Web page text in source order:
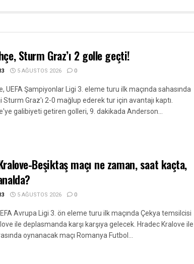
Sturm Graz’ı 2 golle geçti!
5 AĞUSTOS 2026 0
UEFA Şampiyonlar Ligi 3. eleme turu ilk maçında sahasında
Sturm Graz'ı 2-0 mağlup ederek tur için avantajı kaptı.
galibiyeti getiren golleri, 9. dakikada Anderson...
Beşiktaş maçı ne zaman, saat kaçta,
5 AĞUSTOS 2026 0
Avrupa Ligi 3. ön eleme turu ilk maçında Çekya temsilcisi
ile deplasmanda karşı karşıya gelecek. Hradec Kralove ile
oynanacak maçı Romanya Futbol...